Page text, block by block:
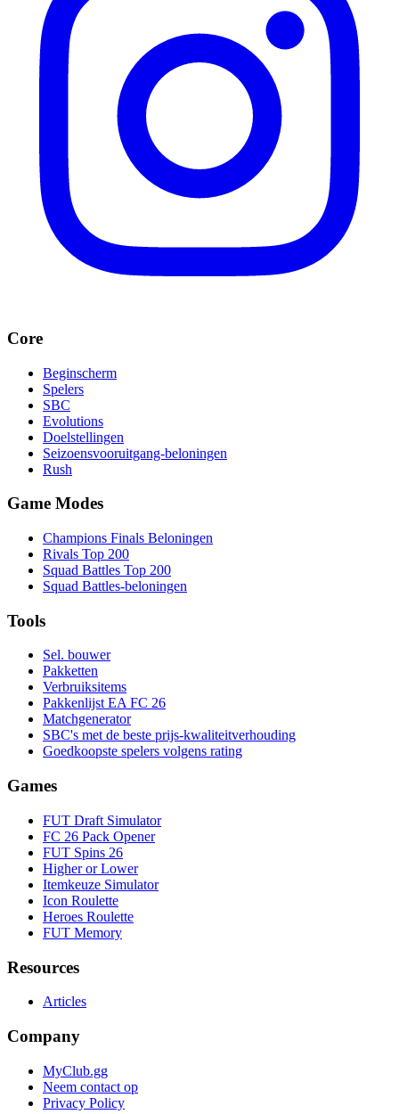
Core
Beginscherm
Spelers
SBC
Evolutions
Doelstellingen
Seizoensvooruitgang-beloningen
Rush
Game Modes
Champions Finals Beloningen
Rivals Top 200
Squad Battles Top 200
Squad Battles-beloningen
Tools
Sel. bouwer
Pakketten
Verbruiksitems
Pakkenlijst EA FC 26
Matchgenerator
SBC's met de beste prijs-kwaliteitverhouding
Goedkoopste spelers volgens rating
Games
FUT Draft Simulator
FC 26 Pack Opener
FUT Spins 26
Higher or Lower
Itemkeuze Simulator
Icon Roulette
Heroes Roulette
FUT Memory
Resources
Articles
Company
MyClub.gg
Neem contact op
Privacy Policy